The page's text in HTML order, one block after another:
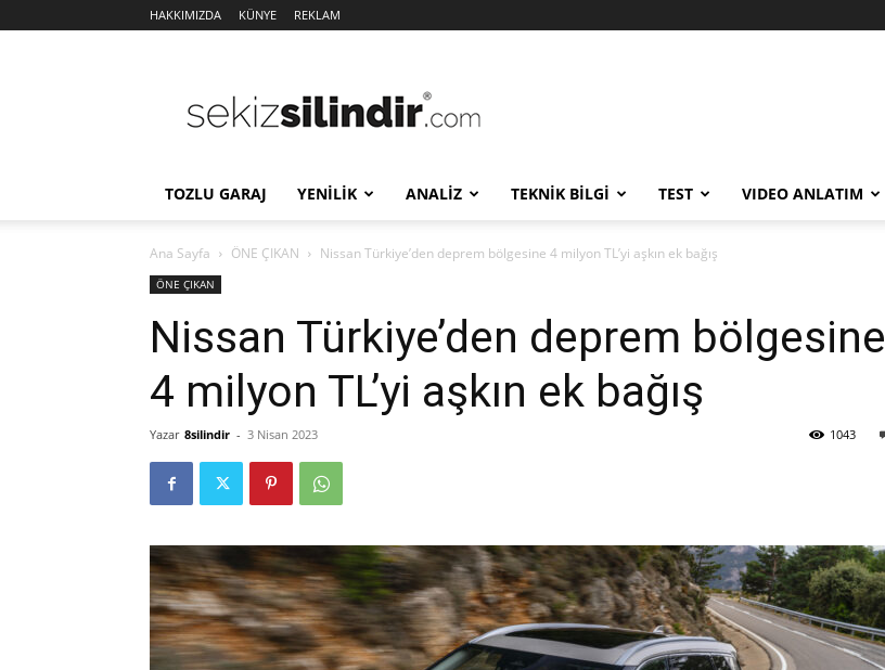
HAKKIMIZDA KÜNYE REKLAM
Silindir
TOZLU GARAJ YENİLİK ANALİZ TEKNİK BİLGİ TEST VIDEO ANLATIM
Ana Sayfa ÖNE ÇIKAN Nissan Türkiye’den deprem bölgesine 4 milyon TL’yi aşkın ek bağış
ÖNE ÇIKAN
Nissan Türkiye’den deprem bölgesine
4 milyon TL’yi aşkın ek bağış
Yazar 8silindir - 3 Nisan 2023 1043